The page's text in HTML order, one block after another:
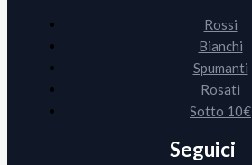
Rossi
Bianchi
Spumanti
Rosati
Sotto 10€
Seguici